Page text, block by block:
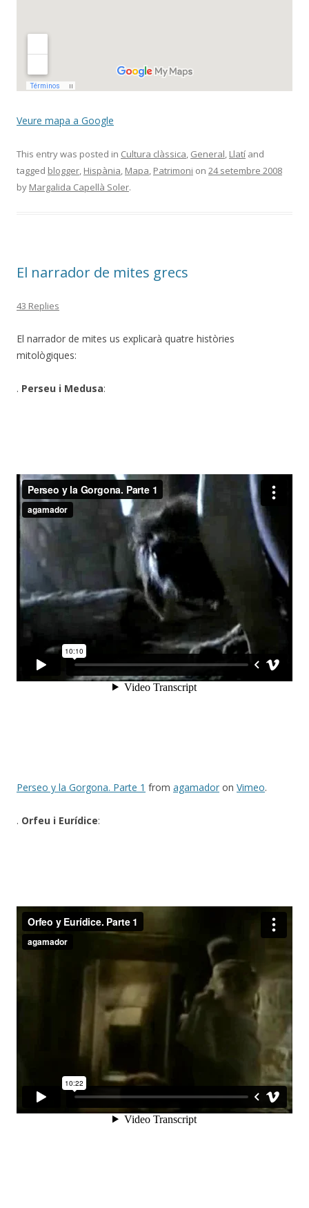
Veure mapa a Google
This entry was posted in Cultura clàssica, General, Llatí and
tagged blogger, Hispània, Mapa, Patrimoni on 24 setembre 2008
by Margalida Capellà Soler.
El narrador de mites grecs
43 Replies
El narrador de mites us explicarà quatre històries
mitològiques:
. Perseu i Medusa:
Perseo y la Gorgona. Parte 1 from agamador on Vimeo.
. Orfeu i Eurídice: